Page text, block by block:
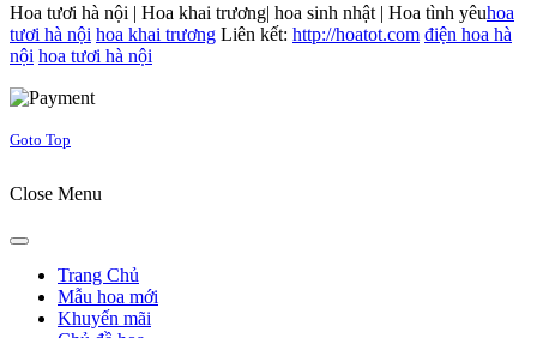
Hoa tươi hà nội | Hoa khai trương| hoa sinh nhật | Hoa tình yêuhoa
tươi hà nội hoa khai trương Liên kết: http://hoatot.com điện hoa hà
nội hoa tươi hà nội
Goto Top
Close Menu
Trang Chủ
Mẫu hoa mới
Khuyến mãi